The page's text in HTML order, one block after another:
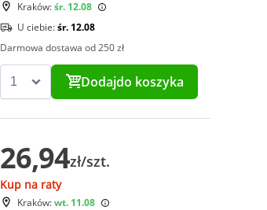
Kraków:śr. 12.08
U ciebie:śr. 12.08
Darmowa dostawa od 250 zł
Dodajdo koszyka
26,94zł/szt.
Kup na raty
Kraków:wt. 11.08